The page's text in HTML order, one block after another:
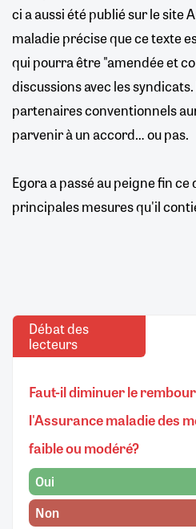
ci a aussi été publié sur le site
maladie précise que ce texte
qui pourra être "amendée et
discussions avec les
partenaires conventionnels
parvenir à un accord… ou pas.
Egora a passé au peigne fin
principales mesures qu'il
Débat des
lecteurs
Faut-il diminuer le
l'Assurance maladie des
faible ou modéré?
Oui
Non